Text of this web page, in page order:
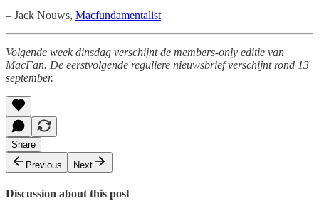
– Jack Nouws, Macfundamentalist
Volgende week dinsdag verschijnt de members-only editie van
MacFan. De eerstvolgende reguliere nieuwsbrief verschijnt rond 13
september.
Share
Previous
Next
Discussion about this post